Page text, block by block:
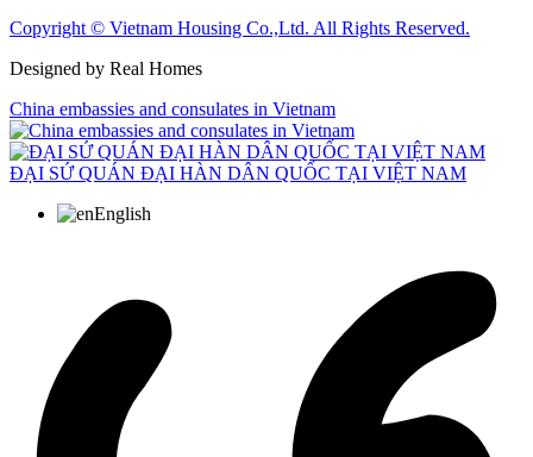
Copyright © Vietnam Housing Co.,Ltd. All Rights Reserved.
Designed by Real Homes
China embassies and consulates in Vietnam
ĐẠI SỨ QUÁN ĐẠI HÀN DÂN QUỐC TẠI VIỆT NAM
English